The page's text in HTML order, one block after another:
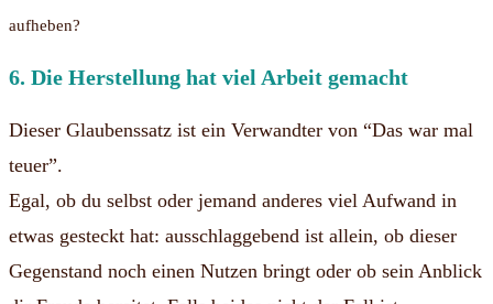
aufheben?
6. Die Herstellung hat viel Arbeit gemacht
Dieser Glaubenssatz ist ein Verwandter von “Das war mal
teuer”.
Egal, ob du selbst oder jemand anderes viel Aufwand in
etwas gesteckt hat: ausschlaggebend ist allein, ob dieser
Gegenstand noch einen Nutzen bringt oder ob sein Anblick